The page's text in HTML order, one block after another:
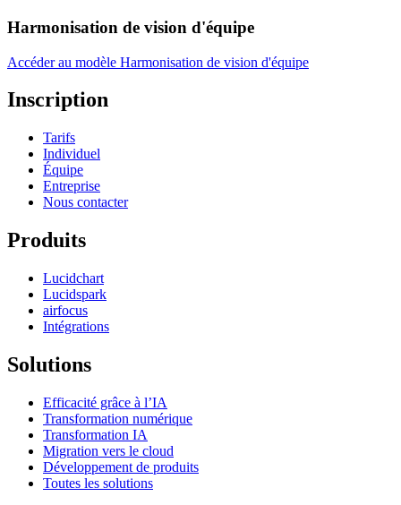
Harmonisation de vision d'équipe
Accéder au modèle Harmonisation de vision d'équipe
Inscription
Tarifs
Individuel
Équipe
Entreprise
Nous contacter
Produits
Lucidchart
Lucidspark
airfocus
Intégrations
Solutions
Efficacité grâce à l’IA
Transformation numérique
Transformation IA
Migration vers le cloud
Développement de produits
Toutes les solutions